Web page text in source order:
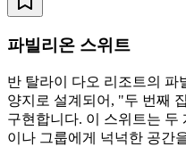
파빌리온 스위트
반 탈라이 다오 리조트의 파
양지로 설계되어, "두 번째
구현합니다. 이 스위트는 두
이나 그룹에게 넉넉한 공간